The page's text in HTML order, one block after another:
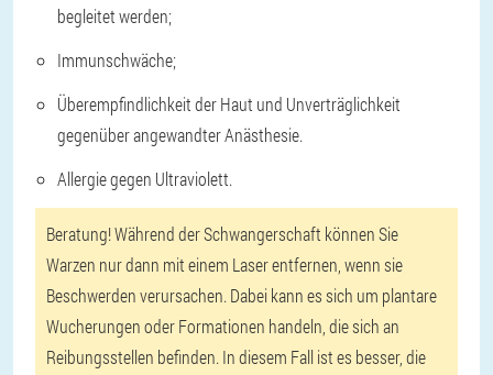
begleitet werden;
Immunschwäche;
Überempfindlichkeit der Haut und Unverträglichkeit
gegenüber angewandter Anästhesie.
Allergie gegen Ultraviolett.
Beratung! Während der Schwangerschaft können Sie
Warzen nur dann mit einem Laser entfernen, wenn sie
Beschwerden verursachen. Dabei kann es sich um plantare
Wucherungen oder Formationen handeln, die sich an
Reibungsstellen befinden. In diesem Fall ist es besser, die